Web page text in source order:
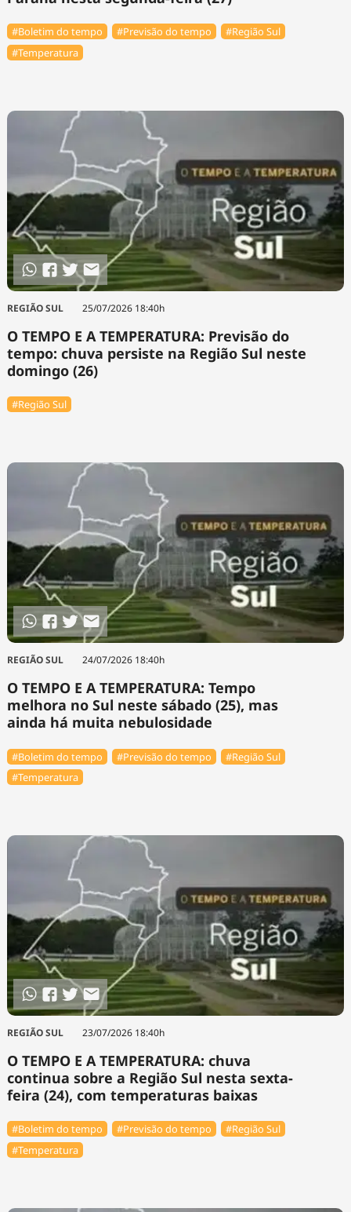
#Boletim do tempo #Previsão do tempo
#Região Sul
#Temperatura
REGIÃO SUL 25/07/2026 18:40h
O TEMPO E A TEMPERATURA: Previsão do
tempo: chuva persiste na Região Sul neste
domingo (26)
#Região Sul
REGIÃO SUL 24/07/2026 18:40h
O TEMPO E A TEMPERATURA: Tempo
melhora no Sul neste sábado (25), mas
ainda há muita nebulosidade
#Boletim do tempo #Previsão do tempo
#Região Sul
#Temperatura
REGIÃO SUL 23/07/2026 18:40h
O TEMPO E A TEMPERATURA: chuva
continua sobre a Região Sul nesta sexta-
feira (24), com temperaturas baixas
#Boletim do tempo #Previsão do tempo
#Região Sul
#Temperatura